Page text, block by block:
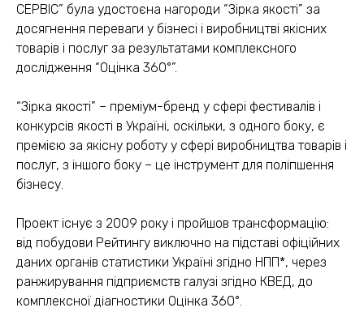
СЕРВІС” була удостоєна нагороди “Зірка якості” за
досягнення переваги у бізнесі і виробництві якісних
товарів і послуг за результатами комплексного
дослідження “Оцінка 360°”.
“Зірка якості” – преміум-бренд у сфері фестивалів і
конкурсів якості в Україні, оскільки, з одного боку, є
премією за якісну роботу у сфері виробництва товарів і
послуг, з іншого боку – це інструмент для поліпшення
бізнесу.
Проект існує з 2009 року і пройшов трансформацію:
від побудови Рейтингу виключно на підставі офіційних
даних органів статистики Україні згідно НПП*, через
ранжирування підприємств галузі згідно КВЕД, до
комплексної діагностики Оцінка 360°.